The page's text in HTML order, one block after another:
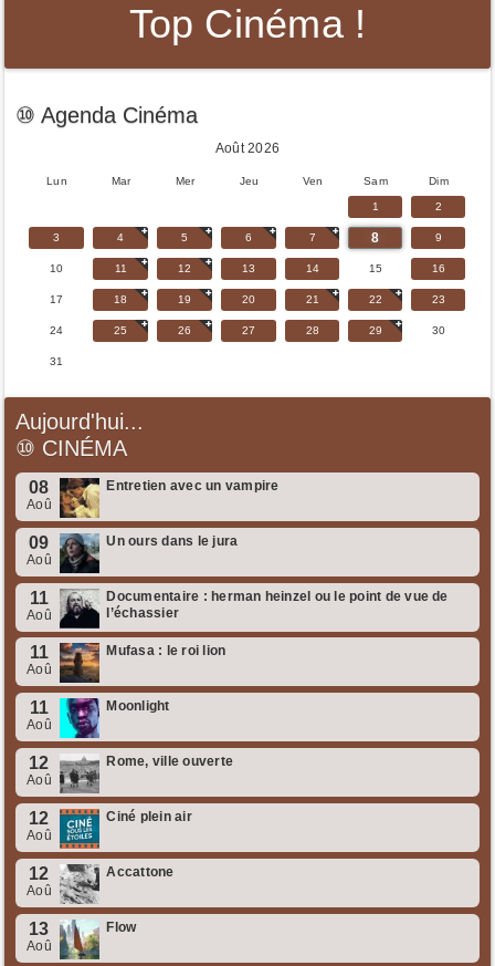
Top Cinéma !
⑩ Agenda Cinéma
Août 2026
Lun Mar Mer Jeu Ven Sam Dim
1 2
3 4 5 6 7 8 9
10 11 12 13 14 15 16
17 18 19 20 21 22 23
24 25 26 27 28 29 30
31
Aujourd'hui...
⑩ CINÉMA
08
Aoû
Entretien avec un vampire
09
Aoû
Un ours dans le jura
11
Aoû
Documentaire : herman heinzel ou le point de vue de
l’échassier
11
Aoû
Mufasa : le roi lion
11
Aoû
Moonlight
12
Aoû
Rome, ville ouverte
12
Aoû
Ciné plein air
12
Aoû
Accattone
13
Aoû
Flow